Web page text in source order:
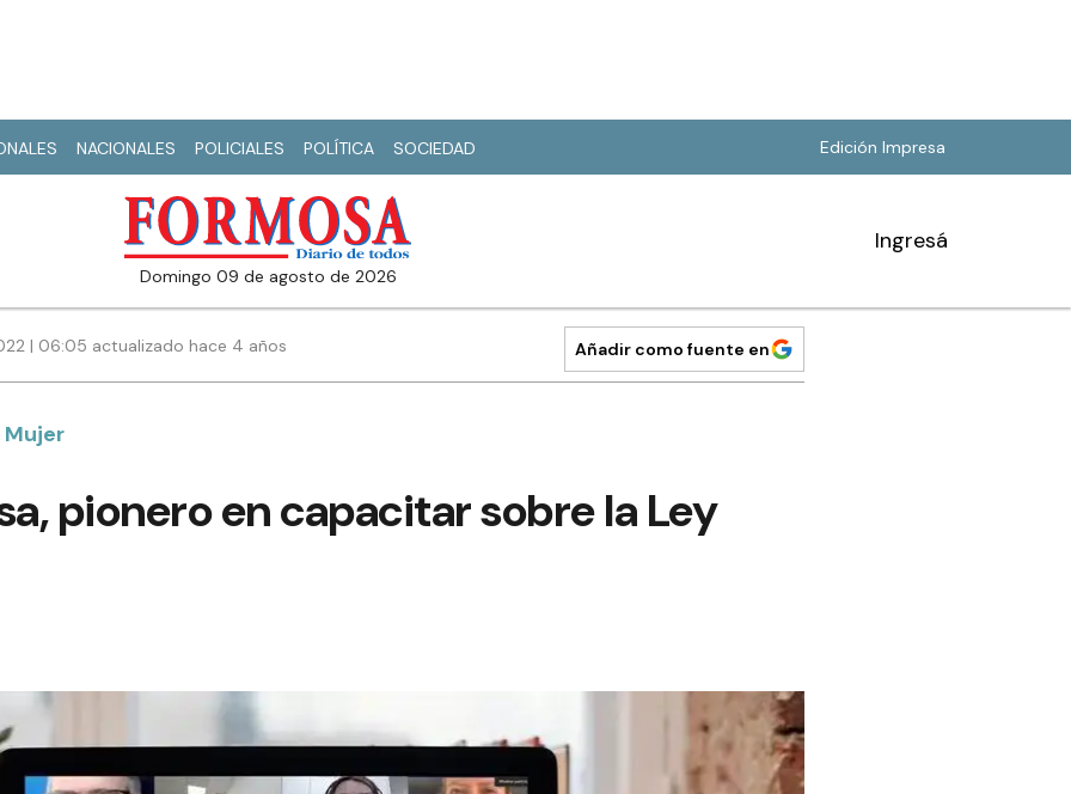
NACIONALES POLICIALES POLÍTICA SOCIEDAD Edición Impresa
domingo 09 de agosto de 2026
Ingresá
| 06:05 actualizado hace 4 años Añadir como fuente en
pionero en capacitar sobre la Ley